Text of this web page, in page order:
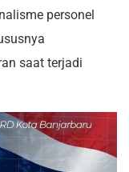
personel
saat terjadi